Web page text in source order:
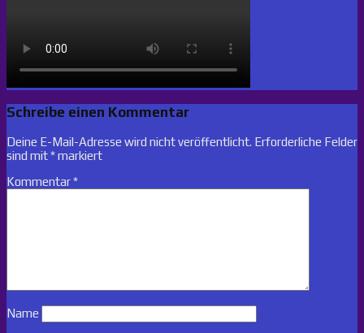
Schreibe einen Kommentar
Deine E-Mail-Adresse wird nicht veröffentlicht. Erforderliche Felder
sind mit*markiert
Kommentar*
Name